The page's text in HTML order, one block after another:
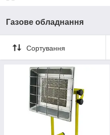
Газове обладнання
Сортування